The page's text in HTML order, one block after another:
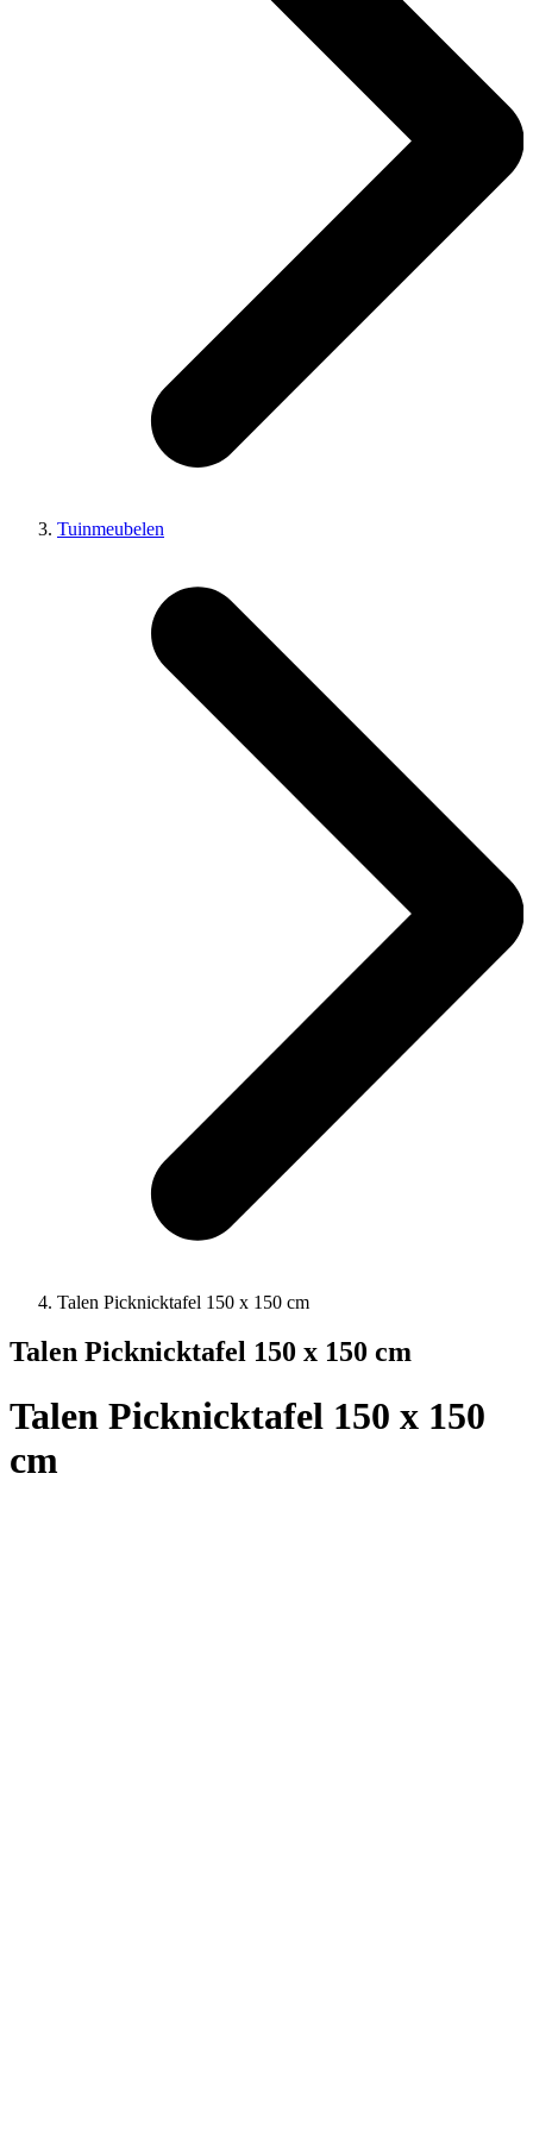
Tuinmeubelen
Talen Picknicktafel 150 x 150 cm
Talen Picknicktafel 150 x 150 cm
Talen Picknicktafel 150 x 150
cm